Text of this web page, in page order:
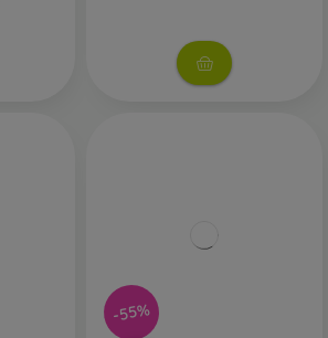
-55%